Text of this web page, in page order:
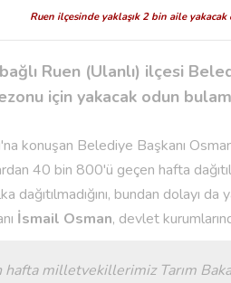
Ruen ilçesinde yaklaşık 2 bin aile yakacak
Ruen (Ulanlı) ilçesi
için yakacak odun
konuşan Belediye Başkanı
40 bin 800'ü geçen hafta
dağıtılmadığını, bundan dolayı
İsmail Osman, devlet
hafta milletvekillerimiz Tarım